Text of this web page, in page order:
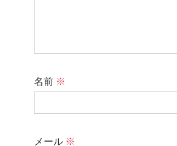
名前 ※
メール ※